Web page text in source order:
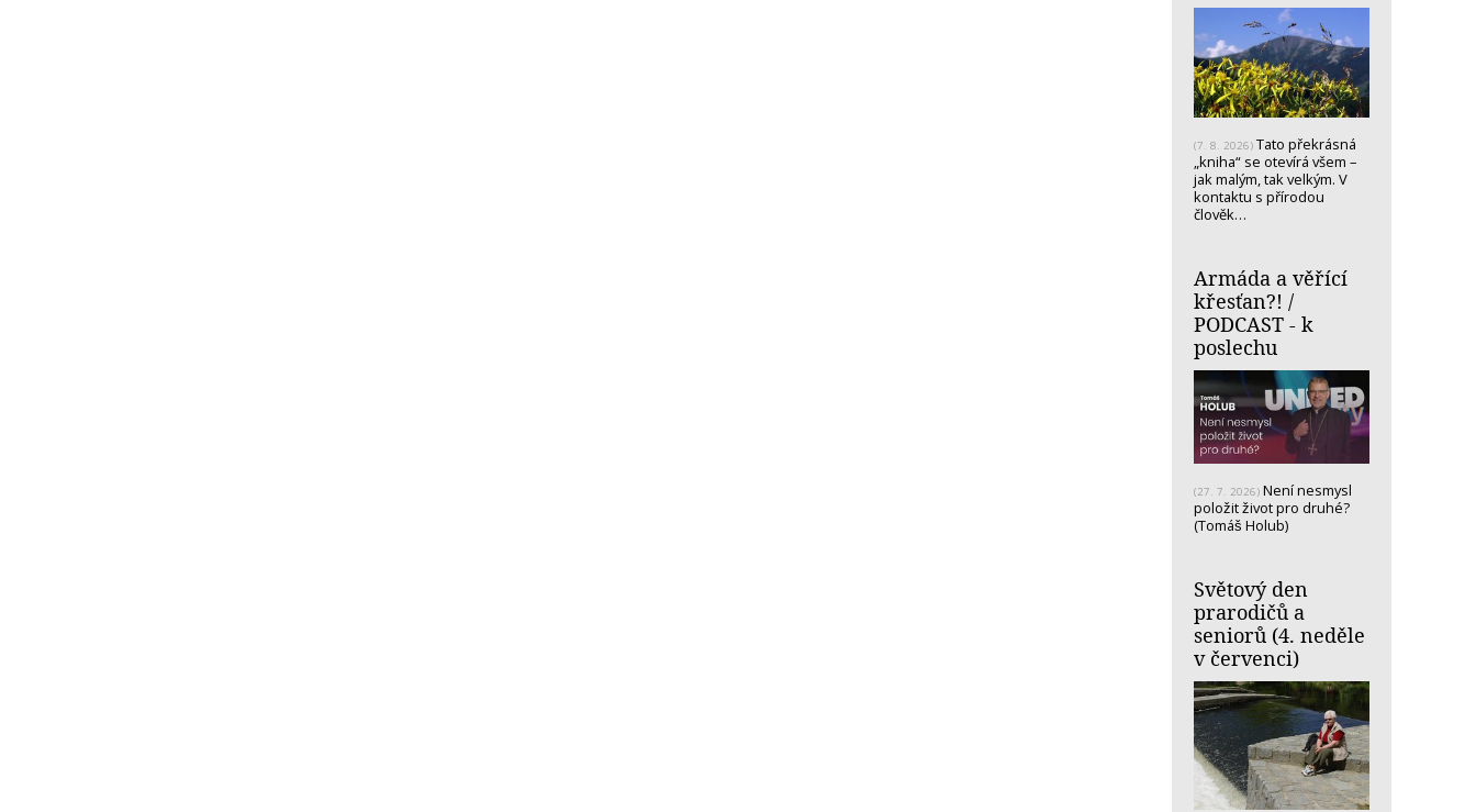
(7. 8. 2026) Tato překrásná
„kniha“ se otevírá všem –
jak malým, tak velkým. V
kontaktu s přírodou
člověk…
Armáda a věřící
křesťan?! /
PODCAST - k
poslechu
(27. 7. 2026) Není nesmysl
položit život pro druhé?
(Tomáš Holub)
Světový den
prarodičů a
seniorů (4. neděle
v červenci)